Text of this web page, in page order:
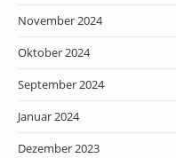
November 2024
Oktober 2024
September 2024
Januar 2024
Dezember 2023